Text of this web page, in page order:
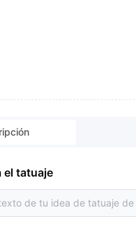
el tatuaje